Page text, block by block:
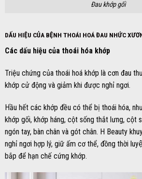
Đau khớp gối
DẤU HIỆU CỦA BỆNH THOÁI HOÁ ĐAU NHỨC
Các dấu hiệu của thoái hóa khớp
Triệu chứng của thoái hoá khớp là cơn đau
khớp cử động và giảm khi được nghỉ ngơi.
Hầu hết các khớp đều có thể bị thoái hóa,
khớp gối, khớp háng, cột sống thắt lưng, cột
ngón tay, bàn chân và gót chân. H Beauty
nghỉ ngơi hợp lý, giữ ấm cơ thể, đồng thời
bắp để hạn chế cứng khớp.